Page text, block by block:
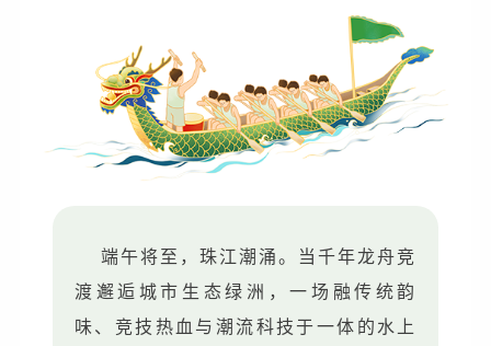
端午将至，珠江潮涌。当千年龙舟竞
渡邂逅城市生态绿洲，一场融传统韵
味、竞技热血与潮流科技于一体的水上